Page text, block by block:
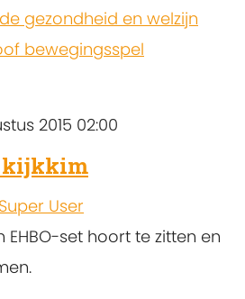
gezondheid en welzijn
bewegingsspel
2015 02:00
kijkkim
Super User
EHBO-set hoort te zitten en